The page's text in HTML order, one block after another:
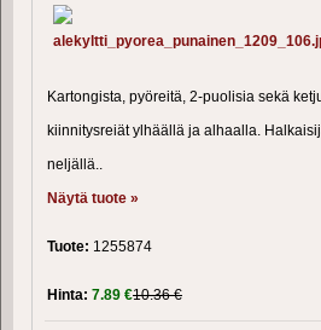
Kartongista, pyöreitä, 2-puolisia sekä
kiinnitysreiät ylhäällä ja alhaalla.
neljällä..
Näytä tuote »
Tuote: 1255874
Hinta: 7.89 €10.36 €